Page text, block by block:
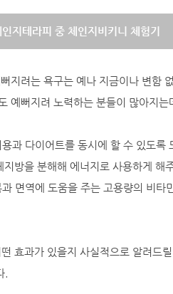
인지테라피 중 체인지비키니 체험기
지려는 욕구는 예나 지금이나 변함
예뻐지려 노력하는 분들이 많아지는
과 다이어트를 동시에 할 수 있도록
방을 분해해 에너지로 사용하게 해
면역에 도움을 주는 고용량의 비타
효과가 있을지 사실적으로 알려드
.